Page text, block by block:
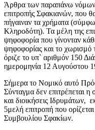
Άρθρα των παραπάνω νόμων
επιτροπής Σφακιανών, που
πήγαιναν τα χρήματα
Κληροδότη). Τα μέλη της
ψηφοφορία που γίνονταν
ψηφοφορίας και το χωρισμό
όριζε το υπ` αριθμόν 150
ημερομηνία 12 Αυγούστου
Σήμερα το Νομικό αυτό
Σύνταγμα δεν επιτρέπεται
και διοικήσεις Ιδρυμάτων,
5μελή επιτροπή που
Συμβουλίου Σφακίων.